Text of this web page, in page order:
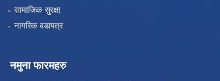
सामाजिक सुरक्षा
नागरिक वडापत्र
नमुना फारमहरु